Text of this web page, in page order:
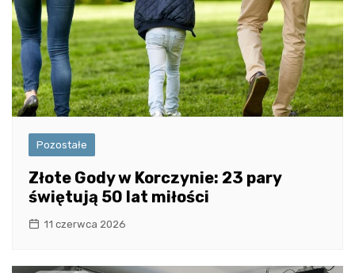
Pozostałe
Złote Gody w Korczynie: 23 pary
świętują 50 lat miłości
11 czerwca 2026